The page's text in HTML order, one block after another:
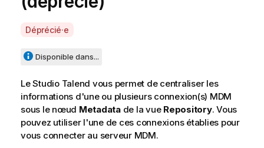
A
a
l
a
b
i
l
Déprécié·e
Disponible dans...
LeStudio Talend vous permet de centraliser les
informations d'une ou plusieurs connexion(s) MDM
sous le nœud Metadatade la vue Repository. Vous
pouvez utiliser l'une de ces connexions établies pour
vous connecter au serveur MDM.